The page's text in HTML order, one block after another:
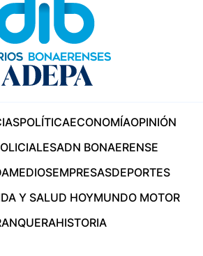
POLÍTICAECONOMÍAOPINIÓN
ADN BONAERENSE
MEDIOSEMPRESASDEPORTES
Y SALUD HOYMUNDO MOTOR
HISTORIA